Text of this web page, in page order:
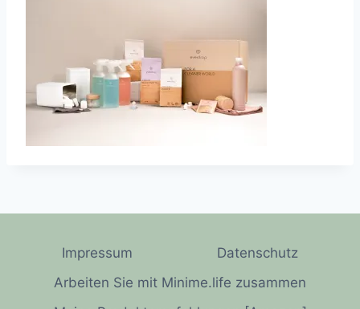
Impressum
Datenschutz
Arbeiten Sie mit Minime.life zusammen